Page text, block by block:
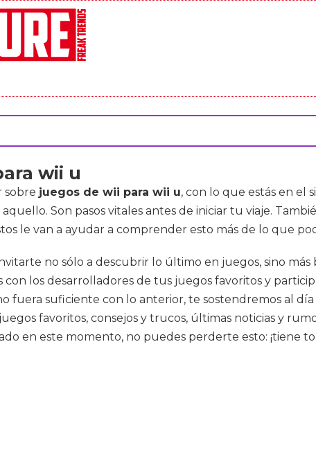
wii u
sobre juegos de wii para wii u, con lo que estás en el
Son pasos vitales antes de iniciar tu viaje.
le van a ayudar a comprender esto más de lo que
no sólo a descubrir lo último en juegos, sino
con los desarrolladores de tus juegos favoritos y
fuera suficiente con lo anterior, te sostendremos al
favoritos, consejos y trucos, últimas noticias y
en este momento, no puedes perderte esto: ¡tiene